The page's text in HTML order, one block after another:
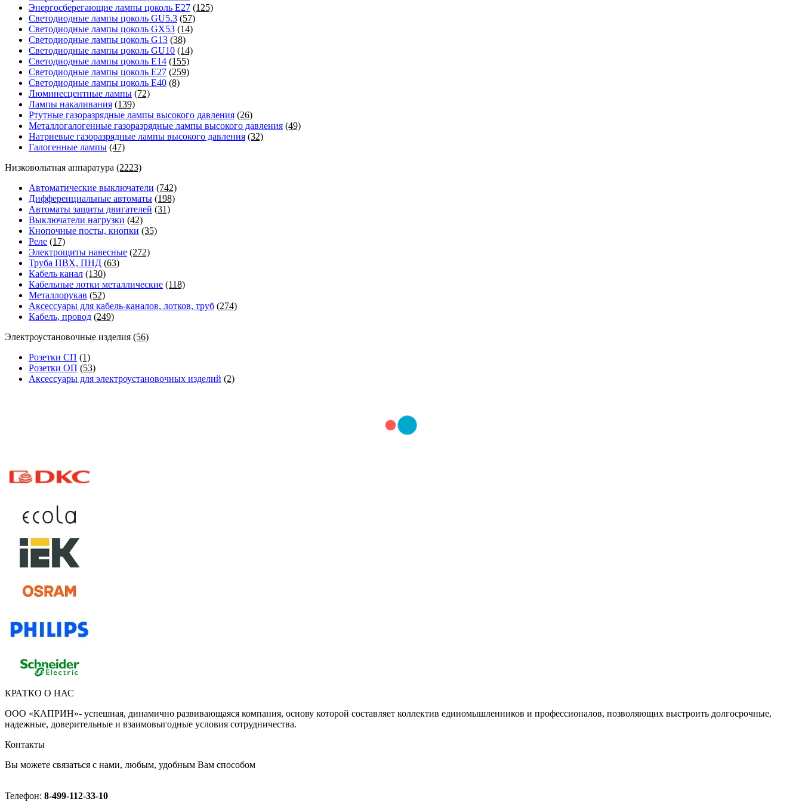
Энергосберегающие лампы цоколь Е27 (125)
Светодиодные лампы цоколь GU5.3 (57)
Светодиодные лампы цоколь GX53 (14)
Светодиодные лампы цоколь G13 (38)
Светодиодные лампы цоколь GU10 (14)
Светодиодные лампы цоколь E14 (155)
Светодиодные лампы цоколь E27 (259)
Светодиодные лампы цоколь E40 (8)
Люминесцентные лампы (72)
Лампы накаливания (139)
Ртутные газоразрядные лампы высокого давления (26)
Металлогалогенные газоразрядные лампы высокого давления (49)
Натриевые газоразрядные лампы высокого давления (32)
Галогенные лампы (47)
Низковольтная аппаратура (2223)
Автоматические выключатели (742)
Дифференциальные автоматы (198)
Автоматы защиты двигателей (31)
Выключатели нагрузки (42)
Кнопочные посты, кнопки (35)
Реле (17)
Электрощиты навесные (272)
Труба ПВХ, ПНД (63)
Кабель канал (130)
Кабельные лотки металлические (118)
Металлорукав (52)
Аксессуары для кабель-каналов, лотков, труб (274)
Кабель, провод (249)
Электроустановочные изделия (56)
Розетки СП (1)
Розетки ОП (53)
Аксессуары для электроустановочных изделий (2)
КРАТКО О НАС
ООО «КАПРИН»- успешная, динамично развивающаяся компания, основу которой составляет коллектив единомышленников и профессионалов, позволяющих выстроить долгосрочные,
надежные, доверительные и взаимовыгодные условия сотрудничества.
Контакты
Вы можете связаться с нами, любым, удобным Вам способом
Телефон: 8-499-112-33-10